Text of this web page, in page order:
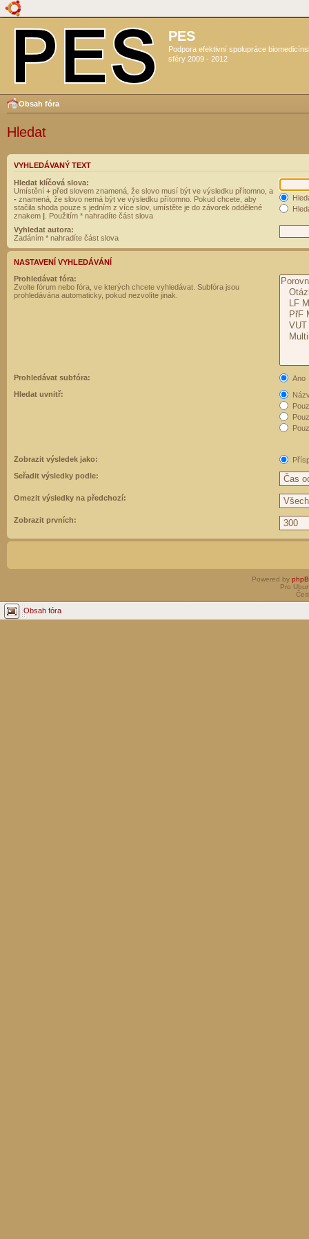
PES
Podpora efektivní spolupráce
sféry 2009 - 2012
Obsah fóra
Hledat
VYHLEDÁVANÝ TEXT
Hledat klíčová slova:
Umístění + před slovem znamená, že slovo musí být ve výsledku přítomno, a
- znamená, že slovo nemá být ve výsledku přítomno. Pokud chcete, aby
stačila shoda pouze s jedním z více slov, umístěte je do závorek oddělené
znakem | . Použitím * nahradíte část slova
Vyhledat autora:
Zadáním * nahradíte část slova
NASTAVENÍ VYHLEDÁVÁNÍ
Prohledávat fóra:
Zvolte fórum nebo fóra, ve kterých chcete vyhledávat. Subfóra jsou
prohledávána automaticky, pokud nezvolíte jinak.
Prohledávat subfóra:
Ano
Hledat uvnitř:
Zobrazit výsledek jako:
Seřadit výsledky podle:
Omezit výsledky na předchozí:
Zobrazit prvních:
Powered by
Pro
Obsah fóra